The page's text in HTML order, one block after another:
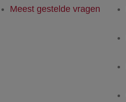
Meest gestelde vragen